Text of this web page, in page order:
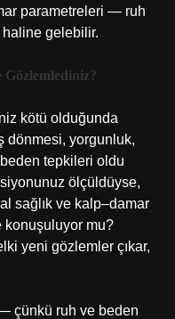
parametreleri — ruh
haline gelebilir.
kötü olduğunda
yorgunluk,
beden tepkileri oldu
ölçüldüyse,
sağlık ve kalp–damar
konuşuluyor mu?
yeni gözlemler çıkar,
çünkü ruh ve beden